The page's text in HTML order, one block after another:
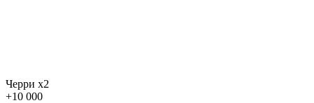
Черри х2
+10 000